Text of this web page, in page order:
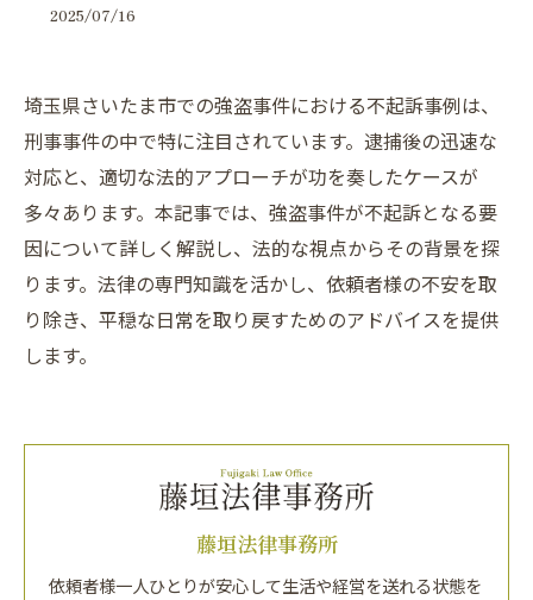
2025/07/16
埼玉県さいたま市での強盗事件における不起訴事例は、
刑事事件の中で特に注目されています。逮捕後の迅速な
対応と、適切な法的アプローチが功を奏したケースが
多々あります。本記事では、強盗事件が不起訴となる要
因について詳しく解説し、法的な視点からその背景を探
ります。法律の専門知識を活かし、依頼者様の不安を取
り除き、平穏な日常を取り戻すためのアドバイスを提供
します。
藤垣法律事務所
依頼者様一人ひとりが安心して生活や経営を送れる状態を